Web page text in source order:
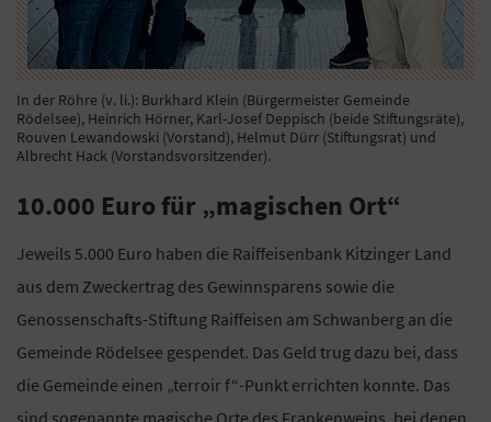
In der Röhre (v. li.): Burkhard Klein (Bürgermeister Gemeinde
Rödelsee), Heinrich Hörner, Karl-Josef Deppisch (beide Stiftungsräte),
Rouven Lewandowski (Vorstand), Helmut Dürr (Stiftungsrat) und
Albrecht Hack (Vorstandsvorsitzender).
10.000 Euro für „magischen Ort“
Jeweils 5.000 Euro haben die Raiffeisenbank Kitzinger Land
aus dem Zweckertrag des Gewinnsparens sowie die
Genossenschafts-Stiftung Raiffeisen am Schwanberg an die
Gemeinde Rödelsee gespendet. Das Geld trug dazu bei, dass
die Gemeinde einen „terroir f“-Punkt errichten konnte. Das
sind sogenannte magische Orte des Frankenweins, bei denen